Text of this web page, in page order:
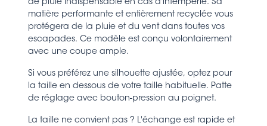
de pluie indispensable en cas d'intempérie. Sa
matière performante et entièrement recyclée vous
protégera de la pluie et du vent dans toutes vos
escapades. Ce modèle est conçu volontairement
avec une coupe ample.
Si vous préférez une silhouette ajustée, optez pour
la taille en dessous de votre taille habituelle. Patte
de réglage avec bouton-pression au poignet.
La taille ne convient pas ? L'échange est rapide et